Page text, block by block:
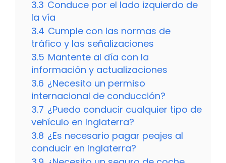
3.3 Conduce por el lado izquierdo de
la vía
3.4 Cumple con las normas de
tráfico y las señalizaciones
3.5 Mantente al día con la
información y actualizaciones
3.6 ¿Necesito un permiso
internacional de conducción?
3.7 ¿Puedo conducir cualquier tipo de
vehículo en Inglaterra?
3.8 ¿Es necesario pagar peajes al
conducir en Inglaterra?